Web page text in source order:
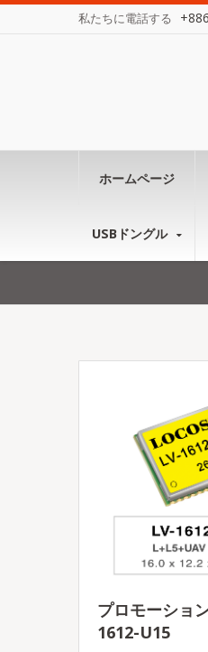
私たちに電話する
ホームページ
USBドングル
プロモーショ
1612-U15